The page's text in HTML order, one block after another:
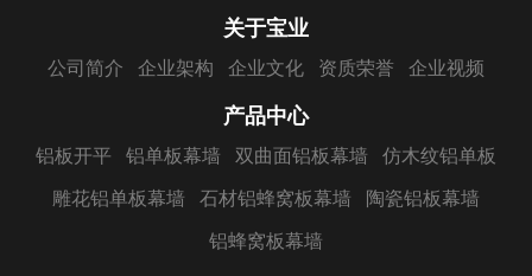
关于宝业
公司简介 企业架构 企业文化 资质荣誉 企业视频
产品中心
铝板开平 铝单板幕墙 双曲面铝板幕墙 仿木纹铝单板
雕花铝单板幕墙 石材铝蜂窝板幕墙 陶瓷铝板幕墙
铝蜂窝板幕墙